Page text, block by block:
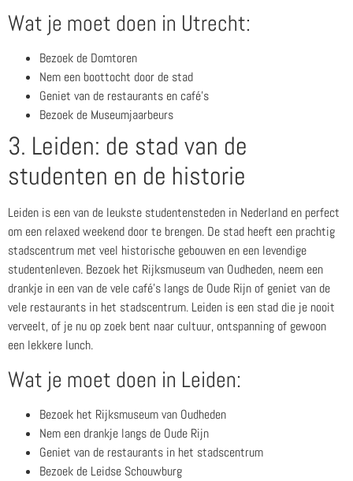
Wat je moet doen in Utrecht:
Bezoek de Domtoren
Nem een boottocht door de stad
Geniet van de restaurants en café’s
Bezoek de Museumjaarbeurs
3. Leiden: de stad van de
studenten en de historie
Leiden is een van de leukste studentensteden in Nederland en perfect
om een relaxed weekend door te brengen. De stad heeft een prachtig
stadscentrum met veel historische gebouwen en een levendige
studentenleven. Bezoek het Rijksmuseum van Oudheden, neem een
drankje in een van de vele café’s langs de Oude Rijn of geniet van de
vele restaurants in het stadscentrum. Leiden is een stad die je nooit
verveelt, of je nu op zoek bent naar cultuur, ontspanning of gewoon
een lekkere lunch.
Wat je moet doen in Leiden:
Bezoek het Rijksmuseum van Oudheden
Nem een drankje langs de Oude Rijn
Geniet van de restaurants in het stadscentrum
Bezoek de Leidse Schouwburg